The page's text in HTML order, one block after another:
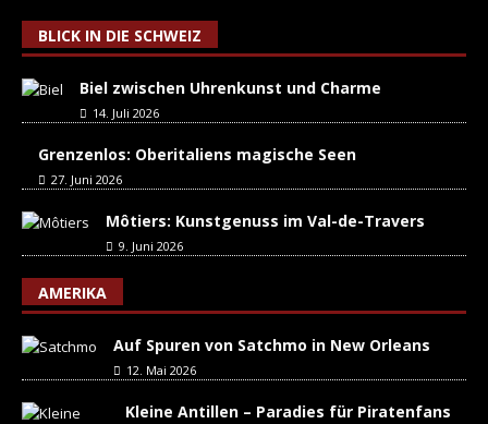
BLICK IN DIE SCHWEIZ
Biel zwischen Uhrenkunst und Charme
14. Juli 2026
Grenzenlos: Oberitaliens magische Seen
27. Juni 2026
Môtiers: Kunstgenuss im Val-de-Travers
9. Juni 2026
AMERIKA
Auf Spuren von Satchmo in New Orleans
12. Mai 2026
Kleine Antillen – Paradies für Piratenfans